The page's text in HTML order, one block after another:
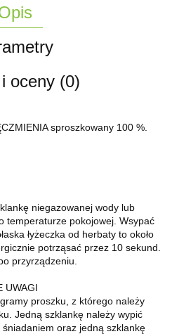
oceny (0)
sproszkowany 100 %.
niegazowanej wody lub
temperaturze pokojowej. Wsypać
łyżeczka od herbaty to około
potrząsać przez 10 sekund.
przyrządzeniu.
UWAGI
proszku, z którego należy
Jedną szklankę należy wypić
oraz jedną szklankę